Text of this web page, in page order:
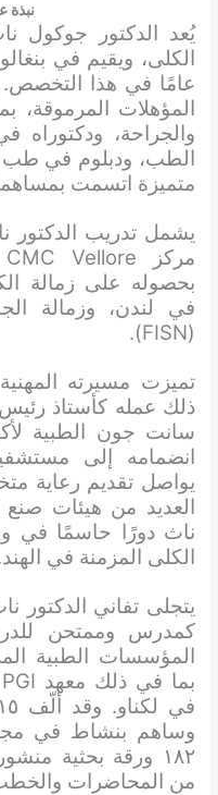
نبذة
يُعد الدكتور جوكول
عامًا في هذا التخصص.
المؤهلات
والجراحة، ودكتوراه
الطب، ودبلوم في طب
متميزة اتسمت
يشمل تدريب الدكتور
في لندن، وزمالة
(FISN).
تميزت مسيرته
ذلك عمله كأستاذ
سانت جون الطبية
يواصل تقديم رعاية
العديد من هيئات صنع
ناث دورًا حاسمًا في
الكلى المزمنة في
يتجلى تفاني الدكتور
كمدرس وممتحن
المؤسسات الطبية
وساهم بنشاط في
١٨٢ ورقة بحثية
من المحاضرات